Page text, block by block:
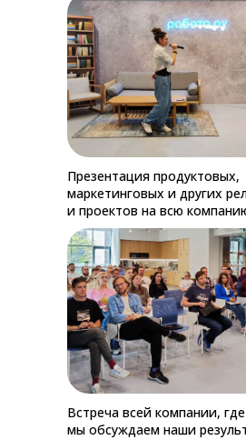
Презентация продуктовых,
маркетинговых и других
и проектов на всю
Встреча всей компании, где
мы обсуждаем наши